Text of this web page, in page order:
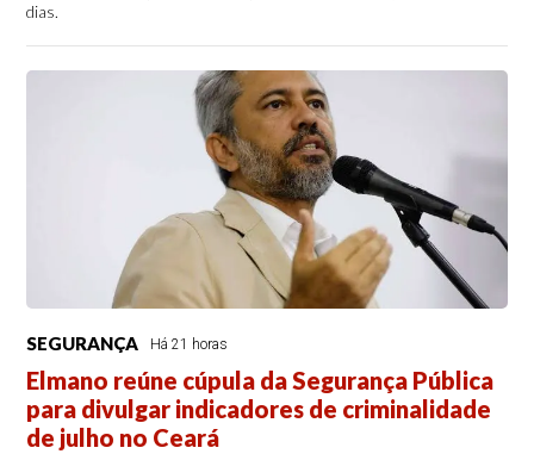
dias.
SEGURANÇA Há 21 horas
Elmano reúne cúpula da Segurança Pública
para divulgar indicadores de criminalidade
de julho no Ceará